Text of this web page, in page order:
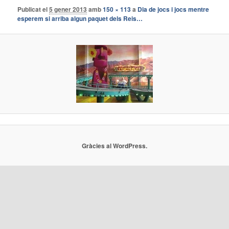
Publicat el5 gener 2013 amb150 × 113a Dia de jocs i jocs mentre
esperem si arriba algun paquet dels Reis…
Gràcies al WordPress.